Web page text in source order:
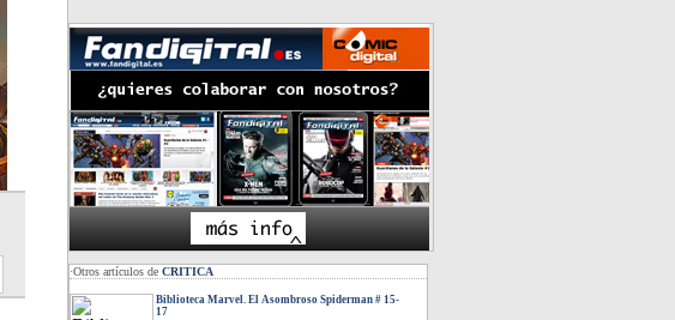
·Otros artículos de CRITICA
Biblioteca Marvel. El Asombroso Spiderman # 15-
17